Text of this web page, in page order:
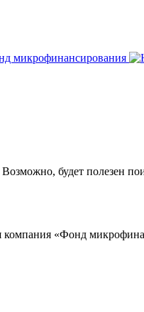
будет полезен
компания «Фонд